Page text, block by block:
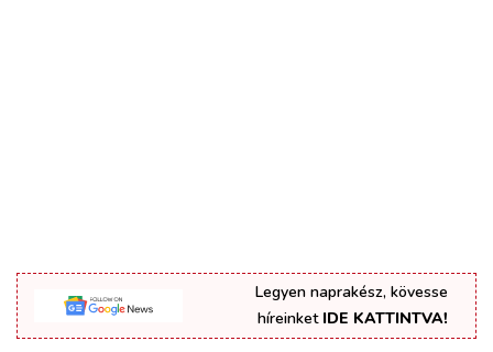
Legyen naprakész, kövesse
híreinket IDE KATTINTVA!